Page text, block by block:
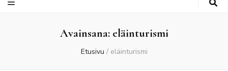
Avainsana: eläinturismi
Etusivu / eläinturismi